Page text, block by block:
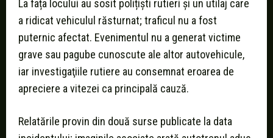
La fața locului au sosit polițiști rutieri şi un utilaj care
a ridicat vehiculul răsturnat; traficul nu a fost
puternic afectat. Evenimentul nu a generat victime
grave sau pagube cunoscute ale altor autovehicule,
iar investigaţiile rutiere au consemnat eroarea de
apreciere a vitezei ca principală cauză.
Relatările provin din două surse publicate la data